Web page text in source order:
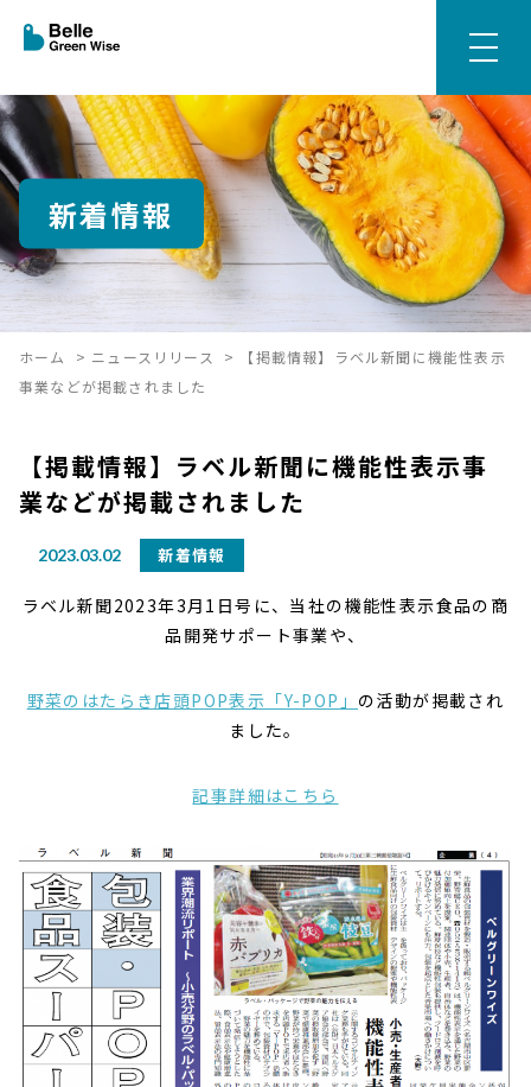
新着情報
ホーム > ニュースリリース >
【掲載情報】ラベル新聞に機能性表示
事業などが掲載されました
【掲載情報】ラベル新聞に機能性表示事
業などが掲載されました
2023.03.02 新着情報
ラベル新聞2023年3月1日号に、当社の機能性表示食品の商
品開発サポート事業や、
野菜のはたらき店頭POP表示「Y-POP」 の活動が掲載され
ました。
記事詳細はこちら